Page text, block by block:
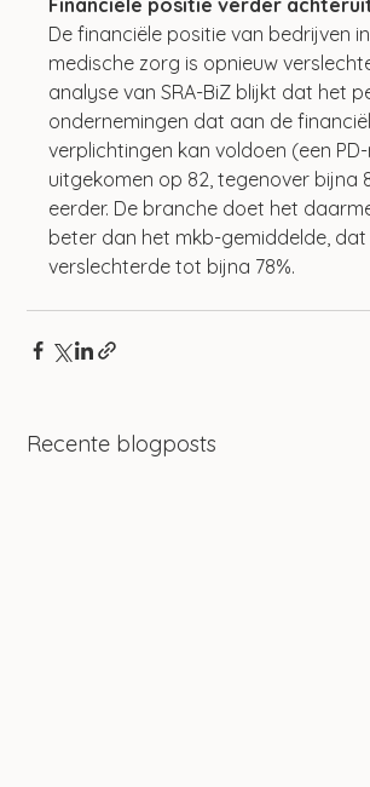
De financiële positie van bedrijven
medische zorg is opnieuw
analyse van SRA-BiZ blijkt dat het
ondernemingen dat aan de
verplichtingen kan voldoen (een PD-
uitgekomen op 82, tegenover bijna
eerder. De branche doet het
beter dan het mkb-gemiddelde, dat
verslechterde tot bijna 78%.
Recente blogposts